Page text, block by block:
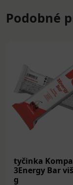
Podobné
tyčinka
3Energy Bar
g